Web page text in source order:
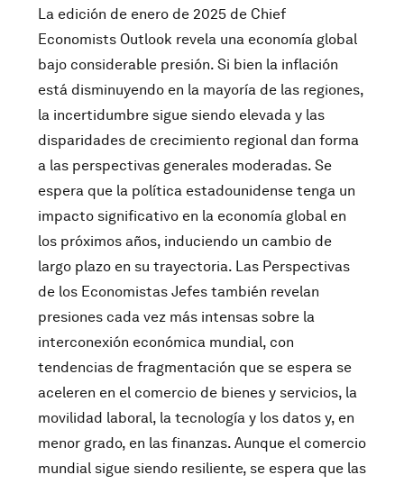
La edición de enero de 2025 de Chief
Economists Outlook revela una economía global
bajo considerable presión. Si bien la inflación
está disminuyendo en la mayoría de las regiones,
la incertidumbre sigue siendo elevada y las
disparidades de crecimiento regional dan forma
a las perspectivas generales moderadas. Se
espera que la política estadounidense tenga un
impacto significativo en la economía global en
los próximos años, induciendo un cambio de
largo plazo en su trayectoria. Las Perspectivas
de los Economistas Jefes también revelan
presiones cada vez más intensas sobre la
interconexión económica mundial, con
tendencias de fragmentación que se espera se
aceleren en el comercio de bienes y servicios, la
movilidad laboral, la tecnología y los datos y, en
menor grado, en las finanzas. Aunque el comercio
mundial sigue siendo resiliente, se espera que las